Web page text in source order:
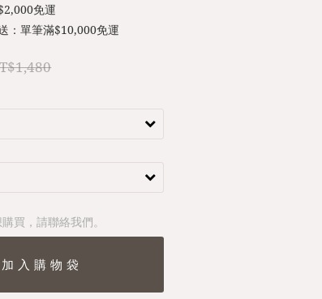
免運
：單筆滿$10,000免運
買，請聯絡我們。